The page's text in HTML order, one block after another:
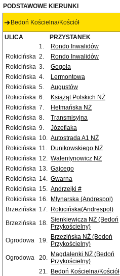
PODSTAWOWE KIERUNKI
Bedoń Kościelna/Kościół
ULICA PRZYSTANEK
1.
Rondo Inwalidów
Rokicińska 2. Rondo Inwalidów
Rokicińska 3. Gogola
Rokicińska 4. Lermontowa
Rokicińska 5. Augustów
Rokicińska 6. Książąt Polskich NŻ
Rokicińska 7. Hetmańska NŻ
Rokicińska 8. Transmisyjna
Rokicińska 9. Józefiaka
Rokicińska 10. Autostrada A1 NŻ
Rokicińska 11. Dunikowskiego NŻ
Rokicińska 12. Walentynowicz NŻ
Rokicińska 13. Gajcego
Rokicińska 14. Gwarna
Rokicińska 15. Andrzejki #
Rokicińska 16. Młynarska (Andrespol)
Brzezińska 17. Rokicińska(Andrespol)
Brzezińska 18. Sienkiewicza NŻ (Bedoń
Przykościelny)
Ogrodowa
19. Brzezińska NŻ (Bedoń
Przykościelny)
Ogrodowa
20. Magdalenki NŻ (Bedoń
Przykościelny)
21. Bedoń Kościelna/Kościół